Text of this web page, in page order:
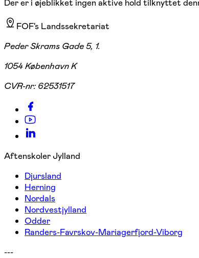
Der er i øjeblikket ingen aktive hold tilknyttet
FOF's Landssekretariat
Peder Skrams Gade 5, 1.
1054 København K
CVR-nr: 62531517
Aftenskoler Jylland
Djursland
Herning
Nordals
Nordvestjylland
Odder
Randers-Favrskov-Mariagerfjord-Viborg
---